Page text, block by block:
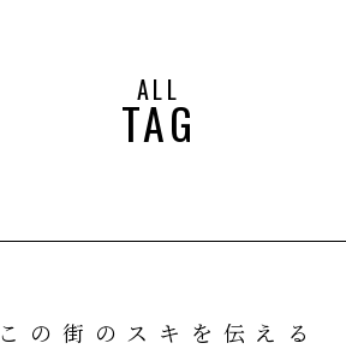
ALL
TAG
この街のスキを伝える